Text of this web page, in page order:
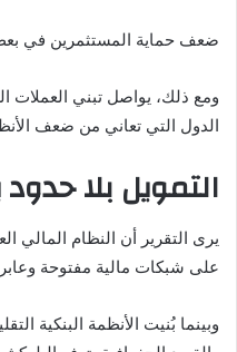
ضعف حماية المستثمرين في
ومع ذلك، يواصل تبني العملات
الدول التي تعاني من ضعف
التمويل بلا
يرى التقرير أن النظام المالي
على شبكات مالية مفتوحة
وبينما بُنيت الأنظمة البنكية